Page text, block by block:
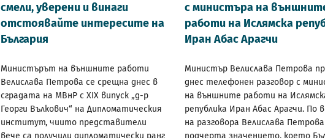
смели, уверени и винаги
отстоявайте интересите на
България
Министърът на външните работи
Велислава Петрова се срещна днес в
сградата на МВнР с XIX випуск „д-р
Георги Вълкович“ на Дипломатическия
институт, чиито представители
вече са получили дипломатически ранг
с министъра на
работи на Ислямска
Иран Абас Арагчи
Министър Велислава Петрова
днес телефонен разговор с
на външните работи на
република Иран Абас Арагчи. По
на разговора Велислава Петрова
подчерта значението, което